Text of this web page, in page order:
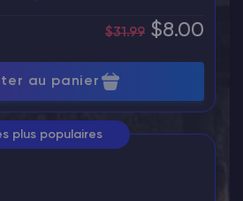
$31.99 $8.00
au panier
plus populaires